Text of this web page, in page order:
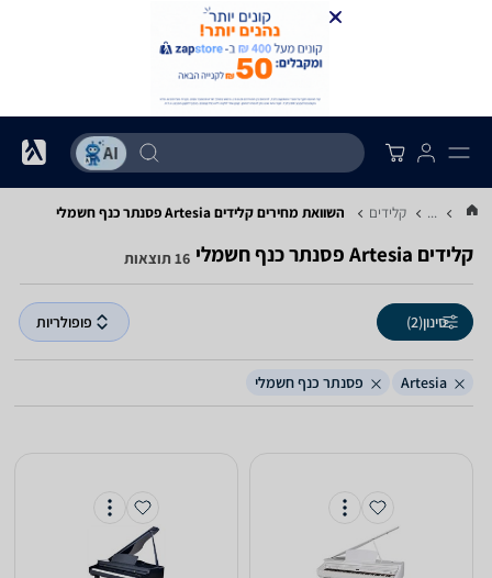
... קלידים השוואת מחירים קלידים ‏Artesia ‏פסנתר כנף חשמלי
קלידים ‏Artesia ‏פסנתר כנף חשמלי 16 תוצאות
סינון(2) פופולריות
Artesia פסנתר כנף חשמלי